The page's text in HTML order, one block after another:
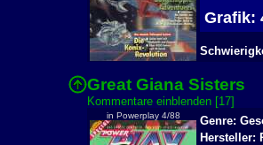
Grafik:
Great Giana Sisters
Kommentare einblenden [17]
in Powerplay 4/88
Genre:
Hersteller: